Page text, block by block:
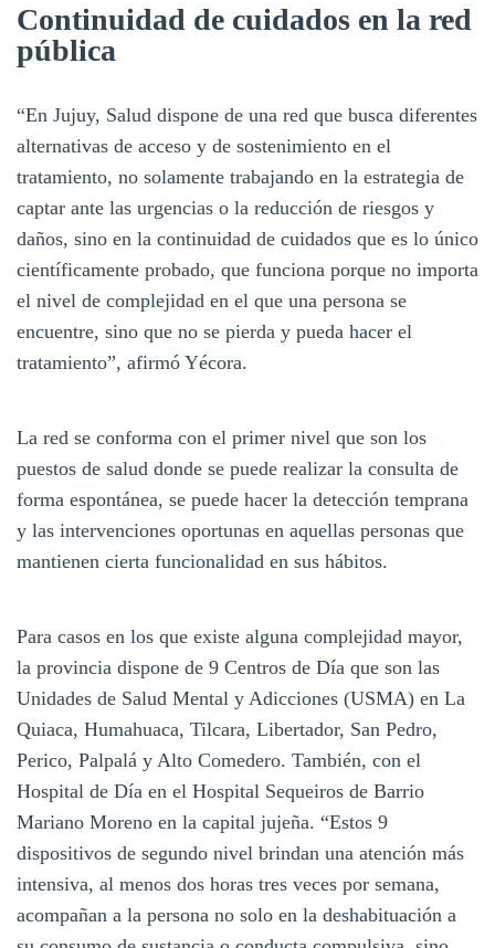
Continuidad de cuidados en la red
pública
“En Jujuy, Salud dispone de una red que busca diferentes
alternativas de acceso y de sostenimiento en el
tratamiento, no solamente trabajando en la estrategia de
captar ante las urgencias o la reducción de riesgos y
daños, sino en la continuidad de cuidados que es lo único
científicamente probado, que funciona porque no importa
el nivel de complejidad en el que una persona se
encuentre, sino que no se pierda y pueda hacer el
tratamiento”, afirmó Yécora.
La red se conforma con el primer nivel que son los
puestos de salud donde se puede realizar la consulta de
forma espontánea, se puede hacer la detección temprana
y las intervenciones oportunas en aquellas personas que
mantienen cierta funcionalidad en sus hábitos.
Para casos en los que existe alguna complejidad mayor,
la provincia dispone de 9 Centros de Día que son las
Unidades de Salud Mental y Adicciones (USMA) en La
Quiaca, Humahuaca, Tilcara, Libertador, San Pedro,
Perico, Palpalá y Alto Comedero. También, con el
Hospital de Día en el Hospital Sequeiros de Barrio
Mariano Moreno en la capital jujeña. “Estos 9
dispositivos de segundo nivel brindan una atención más
intensiva, al menos dos horas tres veces por semana,
acompañan a la persona no solo en la deshabituación a